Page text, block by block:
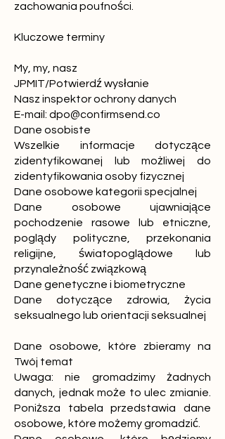
zachowania poufności.
Kluczowe terminy
My, my, nasz
JPMIT/Potwierdź wysłanie
Nasz inspektor ochrony danych
E-mail: dpo@confirmsend.co
Dane osobiste
Wszelkie informacje dotyczące
zidentyfikowanej lub możliwej do
zidentyfikowania osoby fizycznej
Dane osobowe kategorii specjalnej
Dane osobowe ujawniające
pochodzenie rasowe lub etniczne,
poglądy polityczne, przekonania
religijne, światopoglądowe lub
przynależność związkową
Dane genetyczne i biometryczne
Dane dotyczące zdrowia, życia
seksualnego lub orientacji seksualnej
Dane osobowe, które zbieramy na
Twój temat
Uwaga: nie gromadzimy żadnych
danych, jednak może to ulec zmianie.
Poniższa tabela przedstawia dane
osobowe, które możemy gromadzić.